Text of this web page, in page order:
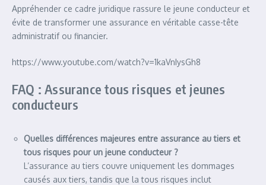
Appréhender ce cadre juridique rassure le jeune conducteur et
évite de transformer une assurance en véritable casse-tête
administratif ou financier.
https://www.youtube.com/watch?v=1kaVnIysGh8
FAQ : Assurance tous risques et jeunes
conducteurs
Quelles différences majeures entre assurance au tiers et
tous risques pour un jeune conducteur ?
L’assurance au tiers couvre uniquement les dommages
causés aux tiers, tandis que la tous risques inclut